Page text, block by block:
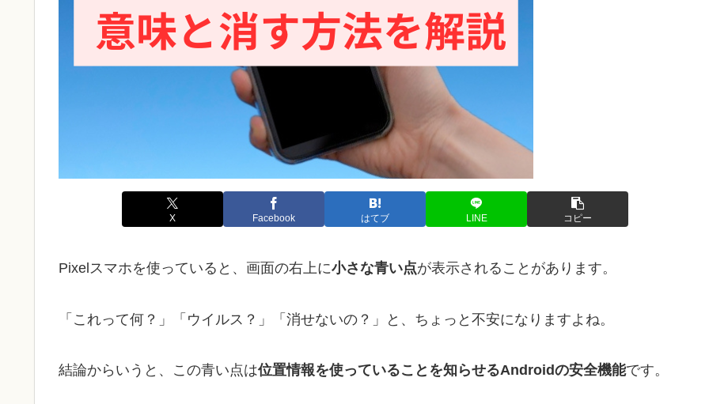
X Facebook はてブ LINE コピー
Pixelスマホを使っていると、画面の右上に小さな青い点が表示されることがあります。
「これって何？」「ウイルス？」「消せないの？」と、ちょっと不安になりますよね。
結論からいうと、この青い点は位置情報を使っていることを知らせるAndroidの安全機能です。